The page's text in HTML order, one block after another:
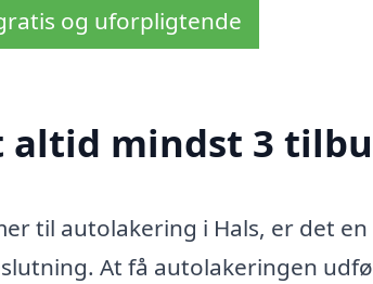
og uforpligtende
mindst 3
til autolakering i Hals, er det
At få autolakeringen